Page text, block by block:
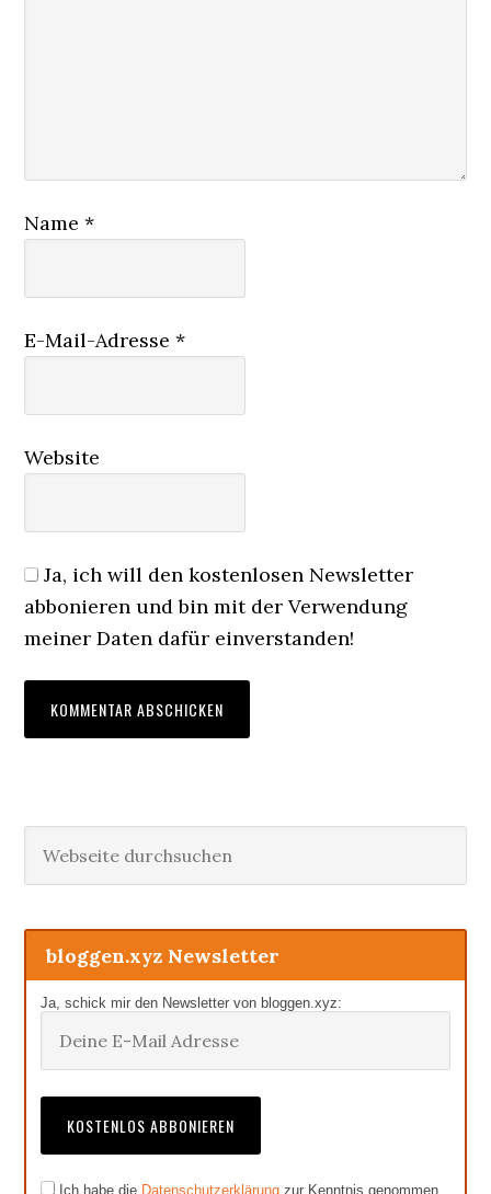
Name*
E-Mail-Adresse*
Website
Ja, ich will den kostenlosen Newsletter
abbonieren und bin mit der Verwendung
meiner Daten dafür einverstanden!
Haupt-
Sidebar
durchsuchen
bloggen.xyz Newsletter
Ja, schick mir den Newsletter von bloggen.xyz:
Ich habe die Datenschutzerklärung zur Kenntnis genommen